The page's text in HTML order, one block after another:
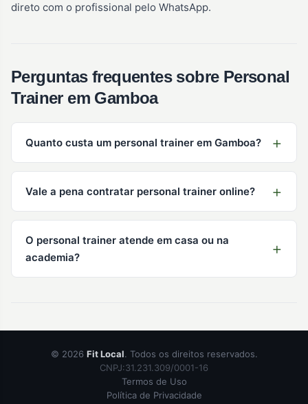
direto com o profissional pelo WhatsApp.
Perguntas frequentes sobre Personal
Trainer em Gamboa
Quanto custa um personal trainer em Gamboa?
Vale a pena contratar personal trainer online?
O personal trainer atende em casa ou na
academia?
© 2026 Fit Local. Todos os direitos reservados.
CNPJ:31.231.309/0001-16
Termos de Uso
Política de Privacidade